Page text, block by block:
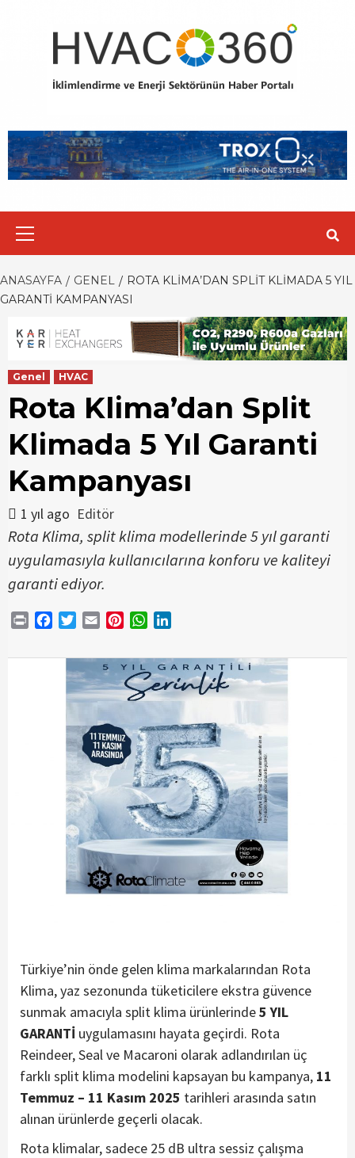
ANASAYFA GENEL
ROTA KLIMA’DAN SPLIT KLIMADA 5 YIL
GARANTI KAMPANYASI
Genel HVAC
Rota Klima’dan Split
Klimada 5 Yıl Garanti
Kampanyası
1 yıl ago Editör
Rota Klima, split klima modellerinde 5 yıl garanti
uygulamasıyla kullanıcılarına konforu ve kaliteyi
garanti ediyor.
Print FacebookTwitterEmail PinterestWhatsApp
Türkiye’nin önde gelen klima markalarından Rota
Klima, yaz sezonunda tüketicilere ekstra güvence
sunmak amacıyla split klima ürünlerinde5 YIL
GARANTİ uygulamasını hayata geçirdi. Rota
Reindeer, Seal ve Macaroni olarak adlandırılan üç
farklı split klima modelini kapsayan bu kampanya, 11
Temmuz – 11 Kasım 2025 tarihleri arasında satın
alınan ürünlerde geçerli olacak.
Rota klimalar, sadece 25 dB ultra sessiz çalışma